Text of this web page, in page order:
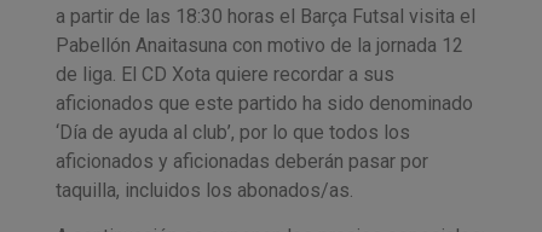
a partir de las 18:30 horas el Barça Futsal visita el
Pabellón Anaitasuna con motivo de la jornada 12
de liga. El CD Xota quiere recordar a sus
aficionados que este partido ha sido denominado
‘Día de ayuda al club’, por lo que todos los
aficionados y aficionadas deberán pasar por
taquilla, incluidos los abonados/as.